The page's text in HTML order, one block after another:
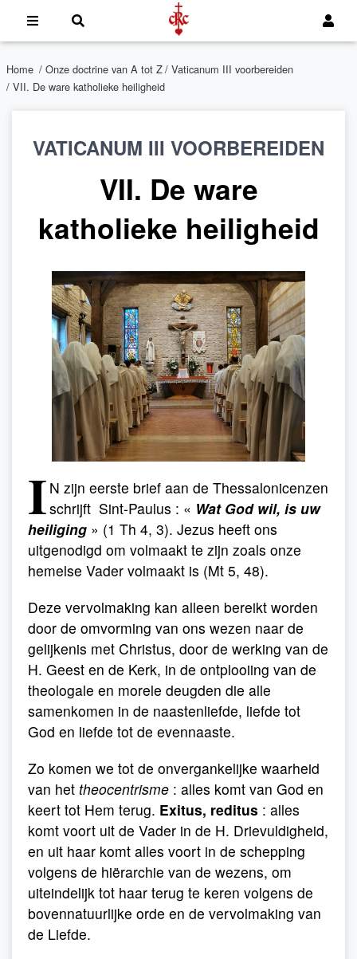
Home / Onze doctrine van A tot Z/ Vaticanum III voorbereiden
/ VII. De ware katholieke heiligheid
VATICANUM III VOORBEREIDEN
VII. De ware
katholieke heiligheid
I N zijn eerste brief aan de Thessalonicenzen
schrijft Sint-Paulus : « Wat God wil, is uw
heiliging » (1 Th 4, 3). Jezus heeft ons
uitgenodigd om volmaakt te zijn zoals onze
hemelse Vader volmaakt is (Mt 5, 48).
Deze vervolmaking kan alleen bereikt worden
door de omvorming van ons wezen naar de
gelijkenis met Christus, door de werking van de
H. Geest en de Kerk, in de ontplooiing van de
theologale en morele deugden die alle
samenkomen in de naastenliefde, liefde tot
God en liefde tot de evennaaste.
Zo komen we tot de onvergankelijke waarheid
van het theocentrisme : alles komt van God en
keert tot Hem terug. Exitus, reditus : alles
komt voort uit de Vader in de H. Drievuldigheid,
en uit haar komt alles voort in de schepping
volgens de hiërarchie van de wezens, om
uiteindelijk tot haar terug te keren volgens de
bovennatuurlijke orde en de vervolmaking van
de Liefde.